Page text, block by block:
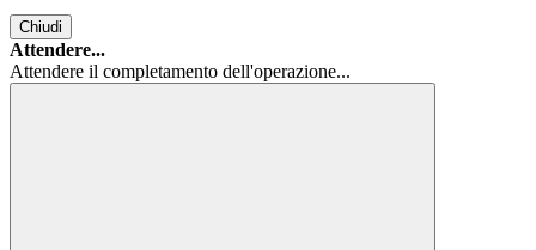
Chiudi
Attendere...
Attendere il completamento dell'operazione...